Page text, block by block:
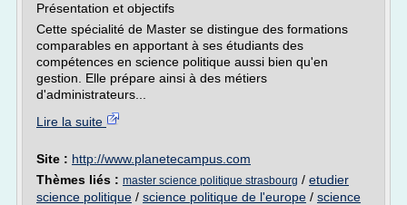
Présentation et objectifs
Cette spécialité de Master se distingue des formations
comparables en apportant à ses étudiants des
compétences en science politique aussi bien qu'en
gestion. Elle prépare ainsi à des métiers
d'administrateurs...
Lire la suite
Site : http://www.planetecampus.com
Thèmes liés : master science politique strasbourg / etudier
science politique / science politique de l'europe / science